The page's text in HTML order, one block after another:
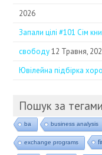
2026
Запали цілі #101 Сім
свободу 12 Травня,
Ювілейна підбірка
Пошук за тегами
ba business analysis
exchange programs